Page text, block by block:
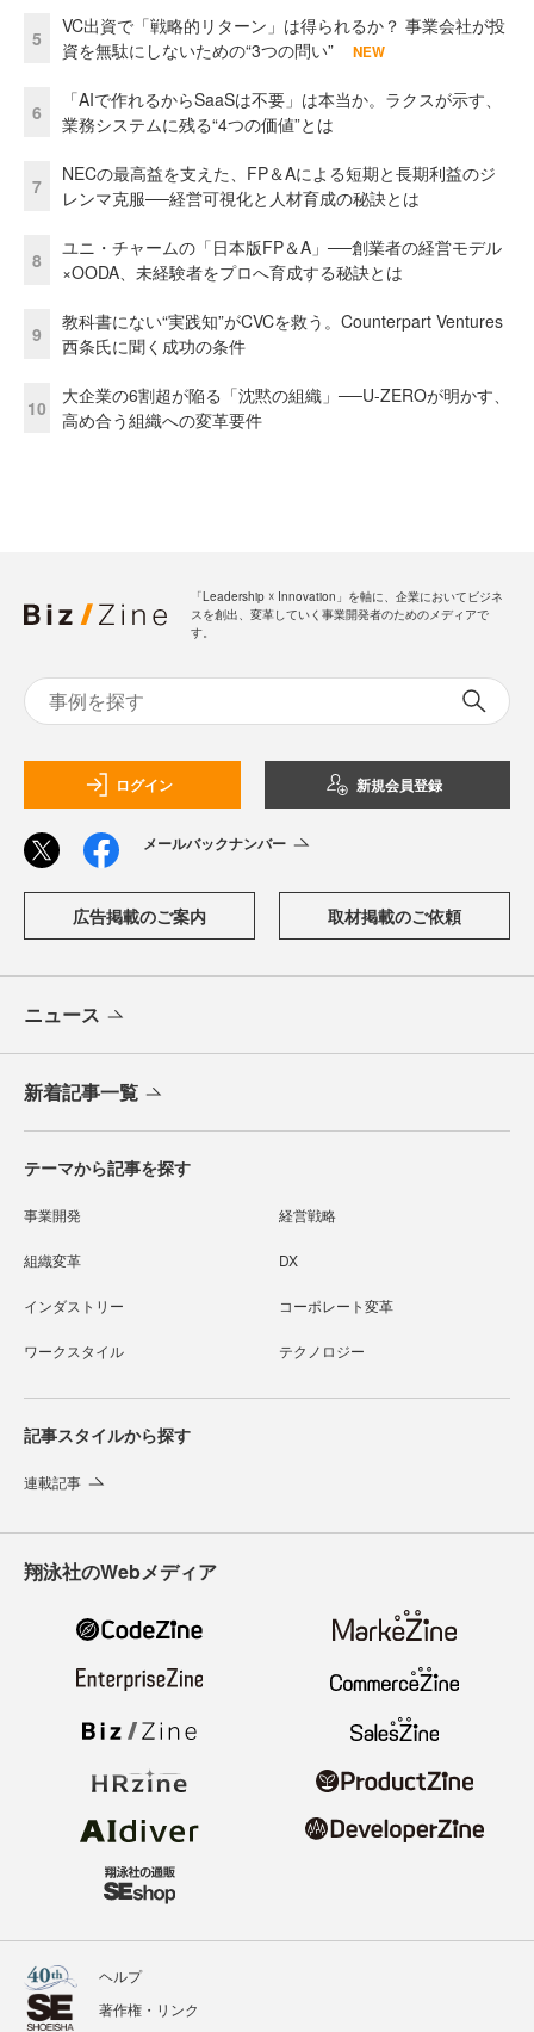
5
VC出資で「戦略的リターン」は得られるか？ 事業会社が投
資を無駄にしないための“3つの問い”
NEW
6
「AIで作れるからSaaSは不要」は本当か。ラクスが示す、
業務システムに残る“4つの価値”とは
7
NECの最高益を支えた、FP＆Aによる短期と長期利益のジ
レンマ克服──経営可視化と人材育成の秘訣とは
8
ユニ・チャームの「日本版FP＆A」──創業者の経営モデル
×OODA、未経験者をプロへ育成する秘訣とは
9
教科書にない“実践知”がCVCを救う。Counterpart Ventures
西条氏に聞く成功の条件
10
大企業の6割超が陥る「沈黙の組織」──U-ZEROが明かす、
高め合う組織への変革要件
「Leadership ☓ Innovation」を軸に、企業においてビジネ
スを創出、変革していく事業開発者のためのメディアで
す。
ログイン 新規会員登録
メールバックナンバー
広告掲載のご案内 取材掲載のご依頼
ニュース
新着記事一覧
テーマから記事を探す
事業開発 経営戦略
組織変革 DX
インダストリー コーポレート変革
ワークスタイル テクノロジー
記事スタイルから探す
連載記事
翔泳社のWebメディア
ヘルプ
著作権・リンク